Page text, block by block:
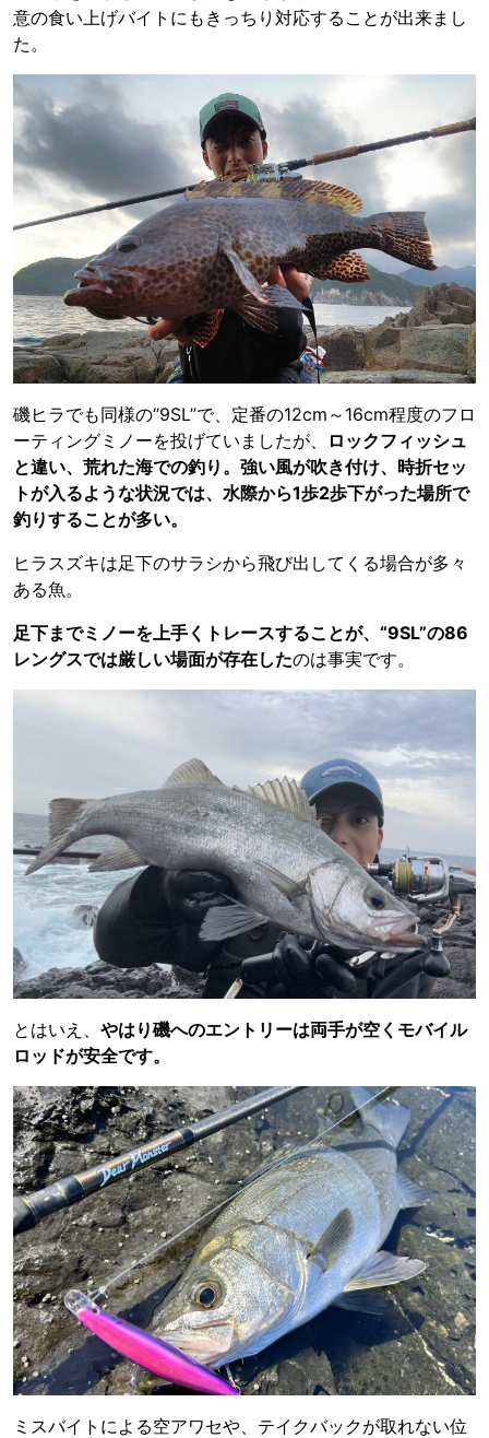
意の食い上げバイトにもきっちり対応することが出来まし
た。
磯ヒラでも同様の“9SL”で、定番の12cm～16cm程度のフロ
ーティングミノーを投げていましたが、
ロックフィッシュ
と違い、荒れた海での釣り。強い風が吹き付け、時折セッ
トが入るような状況では、水際から1歩2歩下がった場所で
釣りすることが多い。
ヒラスズキは足下のサラシから飛び出してくる場合が多々
ある魚。
足下までミノーを上手くトレースすることが、“9SL”の86
レングスでは厳しい場面が存在したのは事実です。
とはいえ、 やはり磯へのエントリーは両手が空くモバイル
ロッドが安全です。
ミスバイトによる空アワセや、テイクバックが取れない位